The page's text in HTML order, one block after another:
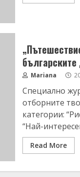
Mariana
Специално
отборните
категории:
“Най-
Read More